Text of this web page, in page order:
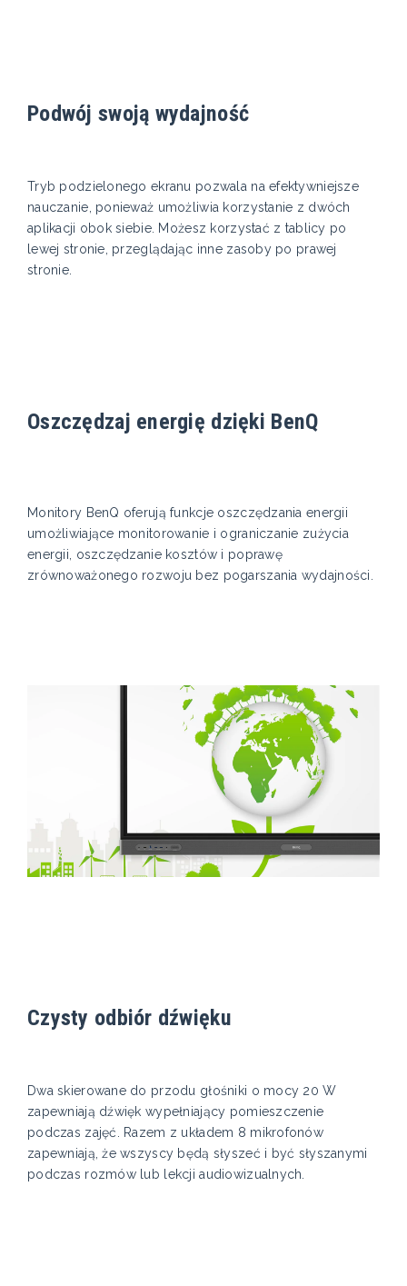
Podwój swoją wydajność
Tryb podzielonego ekranu pozwala na efektywniejsze
nauczanie, ponieważ umożliwia korzystanie z dwóch
aplikacji obok siebie. Możesz korzystać z tablicy po
lewej stronie, przeglądając inne zasoby po prawej
stronie.
Oszczędzaj energię dzięki BenQ
Monitory BenQ oferują funkcje oszczędzania energii
umożliwiające monitorowanie i ograniczanie zużycia
energii, oszczędzanie kosztów i poprawę
zrównoważonego rozwoju bez pogarszania wydajności.
Czysty odbiór dźwięku
Dwa skierowane do przodu głośniki o mocy 20 W
zapewniają dźwięk wypełniający pomieszczenie
podczas zajęć. Razem z układem 8 mikrofonów
zapewniają, że wszyscy będą słyszeć i być słyszanymi
podczas rozmów lub lekcji audiowizualnych.